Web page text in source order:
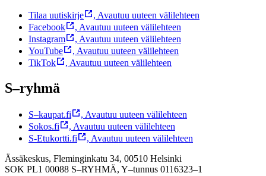
Tilaa uutiskirje , Avautuu uuteen välilehteen
Facebook
, Avautuu uuteen välilehteen
Instagram
, Avautuu uuteen välilehteen
YouTube
, Avautuu uuteen välilehteen
TikTok
, Avautuu uuteen välilehteen
S–ryhmä
S–kaupat.fi , Avautuu uuteen välilehteen
Sokos.fi
, Avautuu uuteen välilehteen
S-Etukortti.fi
, Avautuu uuteen välilehteen
Ässäkeskus, Fleminginkatu 34, 00510 Helsinki
SOK PL1 00088 S–RYHMÄ, Y–tunnus 0116323–1